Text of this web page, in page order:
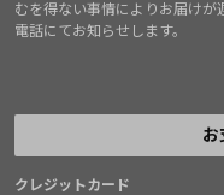
むを得ない事情によりお届け
電話にてお知らせします。
お
クレジットカード